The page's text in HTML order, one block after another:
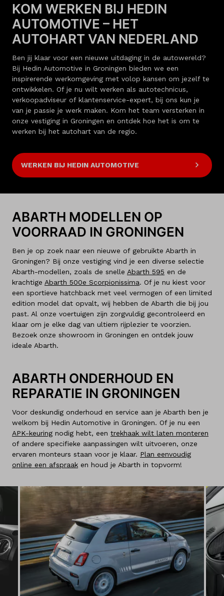
KOM WERKEN BIJ HEDIN
AUTOMOTIVE – HET
AUTOHART VAN NEDERLAND
Ben jij klaar voor een nieuwe uitdaging in de autowereld?
Bij Hedin Automotive in Groningen bieden we een
inspirerende werkomgeving met volop kansen om jezelf te
ontwikkelen. Of je nu wilt werken als autotechnicus,
verkoopadviseur of klantenservice-expert, bij ons kun je
van je passie je werk maken. Kom het team versterken in
onze vestiging in Groningen en ontdek hoe het is om te
werken bij het autohart van de regio.
WERKEN BIJ HEDIN AUTOMOTIVE
ABARTH MODELLEN OP
VOORRAAD IN GRONINGEN
Ben je op zoek naar een nieuwe of gebruikte Abarth in
Groningen? Bij onze vestiging vind je een diverse selectie
Abarth-modellen, zoals de snelle Abarth 595 en de
krachtige Abarth 500e Scorpionissima. Of je nu kiest voor
een sportieve hatchback met veel vermogen of een limited
edition model dat opvalt, wij hebben de Abarth die bij jou
past. Al onze voertuigen zijn zorgvuldig gecontroleerd en
klaar om je elke dag van ultiem rijplezier te voorzien.
Bezoek onze showroom in Groningen en ontdek jouw
ideale Abarth.
ABARTH ONDERHOUD EN
REPARATIE IN GRONINGEN
Voor deskundig onderhoud en service aan je Abarth ben je
welkom bij Hedin Automotive in Groningen. Of je nu een
APK-keuring nodig hebt, een trekhaak wilt laten monteren
of andere specifieke aanpassingen wilt uitvoeren, onze
ervaren monteurs staan voor je klaar. Plan eenvoudig
online een afspraak en houd je Abarth in topvorm!